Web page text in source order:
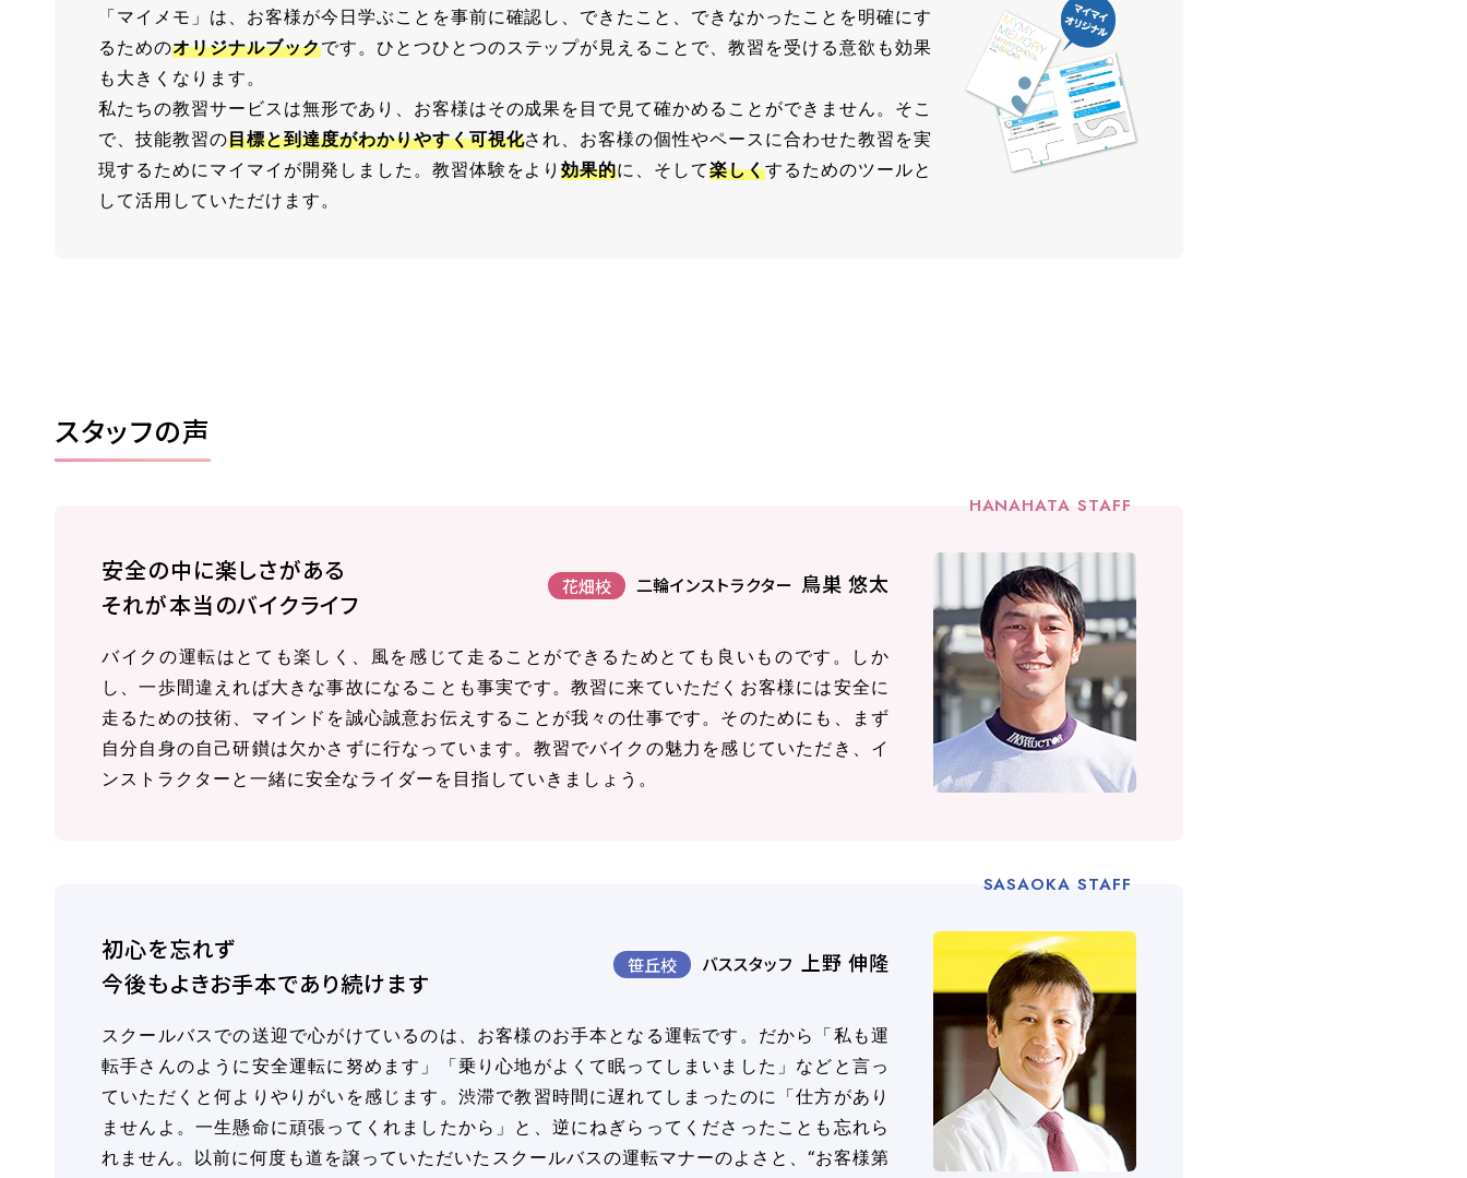
「マイメモ」は、お客様が今日学ぶことを事前に確認し、できたこと、できなかったことを明確にす
るためのオリジナルブックです。ひとつひとつのステップが見えることで、教習を受ける意欲も効果
も大きくなります。
私たちの教習サービスは無形であり、お客様はその成果を目で見て確かめることができません。そこ
で、技能教習の目標と到達度がわかりやすく可視化され、お客様の個性やペースに合わせた教習を実
現するためにマイマイが開発しました。教習体験をより効果的に、そして楽しくするためのツールと
して活用していただけます。
スタッフの声
安全の中に楽しさがある
それが本当のバイクライフ
花畑校 二輪インストラクター 鳥巣 悠太
バイクの運転はとても楽しく、風を感じて走ることができるためとても良いものです。しか
し、一歩間違えれば大きな事故になることも事実です。教習に来ていただくお客様には安全に
走るための技術、マインドを誠心誠意お伝えすることが我々の仕事です。そのためにも、まず
自分自身の自己研鑚は欠かさずに行なっています。教習でバイクの魅力を感じていただき、イ
ンストラクターと一緒に安全なライダーを目指していきましょう。
初心を忘れず
今後もよきお手本であり続けます
笹丘校 バススタッフ 上野 伸隆
スクールバスでの送迎で心がけているのは、お客様のお手本となる運転です。だから「私も運
転手さんのように安全運転に努めます」「乗り心地がよくて眠ってしまいました」などと言っ
ていただくと何よりやりがいを感じます。渋滞で教習時間に遅れてしまったのに「仕方があり
ませんよ。一生懸命に頑張ってくれましたから」と、逆にねぎらってくださったことも忘れら
れません。以前に何度も道を譲っていただいたスクールバスの運転マナーのよさと、“お客様第